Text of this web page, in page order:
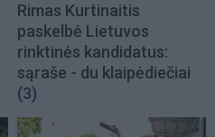
Rimas Kurtinaitis
paskelbė Lietuvos
rinktinės kandidatus:
sąraše - du klaipėdiečiai
(3)